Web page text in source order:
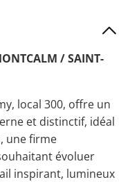
/ SAINT-
local 300, offre un
et distinctif, idéal
une firme
évoluer
inspirant, lumineux